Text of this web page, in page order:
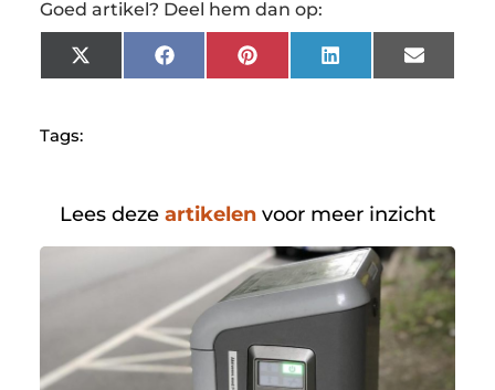
Goed artikel? Deel hem dan op:
X
(Twitter)
FacebookPinterest LinkedIn Email
Tags:
Lees deze artikelen voor meer inzicht